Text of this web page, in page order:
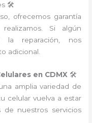
🛠️
ofrecemos garantía
Si algún
la reparación, nos
adicional.
en CDMX 🛠️
amplia variedad de
celular vuelva a estar
de nuestros servicios